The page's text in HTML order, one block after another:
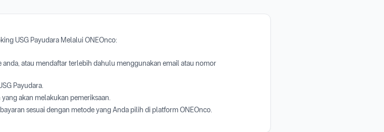
USG Payudara Melalui ONEOnco:
atau mendaftar terlebih dahulu menggunakan email atau nomor
Payudara.
yang akan melakukan pemeriksaan.
sesuai dengan metode yang Anda pilih di platform ONEOnco.